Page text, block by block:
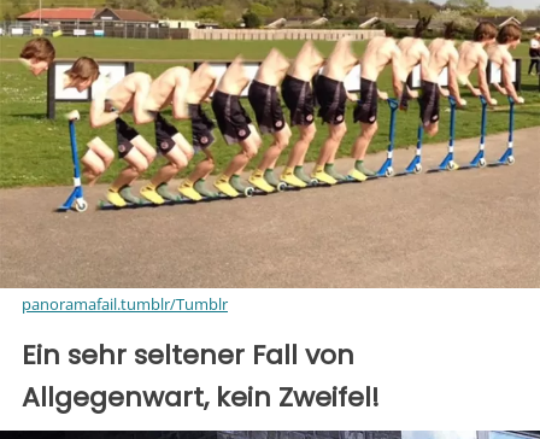
panoramafail.tumblr/Tumblr
Ein sehr seltener Fall von
Allgegenwart, kein Zweifel!